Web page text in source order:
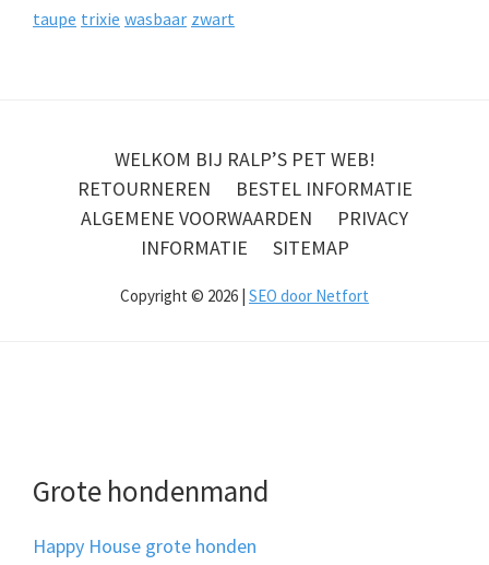
taupe trixie wasbaar zwart
WELKOM BIJ RALP’S PET WEB!
RETOURNEREN
BESTEL INFORMATIE
ALGEMENE VOORWAARDEN
PRIVACY
INFORMATIE
SITEMAP
Copyright © 2026 | SEO door Netfort
Grote hondenmand
Happy House grote honden